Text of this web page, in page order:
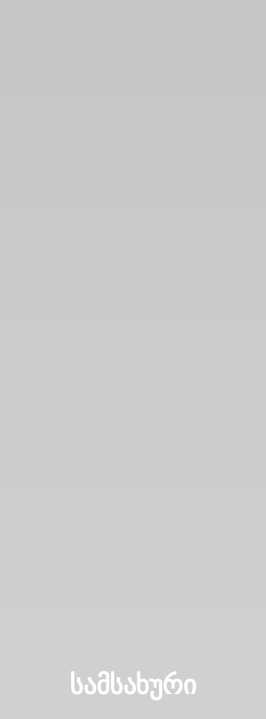
ᲡᲐᲛᲡᲐᲮᲣᲠᲘ